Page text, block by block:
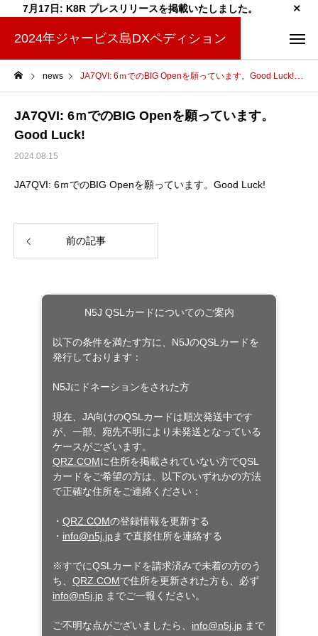
7月17日: K8R プレスリリースを掲載いたしました。
2024年ジャービス島DXペディション
news JA7QVI: 6ｍでのBIG Openを願っています。Good Luck!
JA7QVI: 6ｍでのBIG Openを願っています。
Good Luck!
2024.08.15
JA7QVI: 6ｍでのBIG Openを願っています。Good Luck!
前の記事
N5J QSLカードについてのご案内
以下の条件を満たす方に、N5JのQSLカードを
発行しております：
N5Jにドネーションをされた方
現在、JA向けのQSLカードは順次発送中です
が、一部、宛先不明により未発送となっている
ケースがございます。
QRZ.COMに住所を掲載されていない方でQSL
カードをご希望の方は、以下のいずれかの方法
で正確な住所をご連絡ください：
・ QRZ.COMの登録情報を更新する
・ info@n5j.jpまで直接住所を連絡する
※すでにQSLカードを請求済みで未着の方のう
ち、 QRZ.COMで住所を更新された方も、必ず
info@n5j.jp までご一報ください。
ご不明な点がございましたら、 info@n5j.jp まで